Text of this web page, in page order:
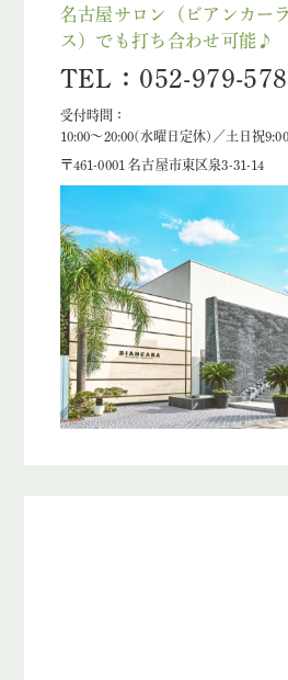
名古屋サロン（ビアンカー
ス）でも打ち合わせ可能♪
TEL：052-979-
受付時間：
10:00～20:00(水曜日定休)／土日祝
〒461-0001 名古屋市東区泉3-31-14